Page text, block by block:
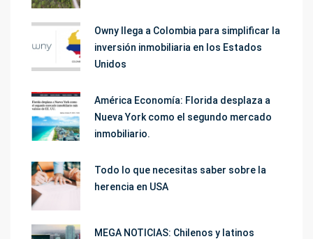
Owny llega a Colombia para simplificar la
inversión inmobiliaria en los Estados
Unidos
América Economía: Florida desplaza a
Nueva York como el segundo mercado
inmobiliario.
Todo lo que necesitas saber sobre la
herencia en USA
MEGA NOTICIAS: Chilenos y latinos